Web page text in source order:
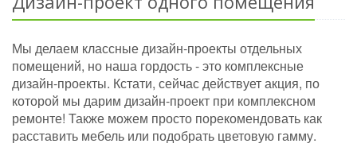
Мы делаем классные дизайн-проекты отдельных
помещений, но наша гордость - это комплексные
дизайн-проекты. Кстати, сейчас действует акция, по
которой мы дарим дизайн-проект при комплексном
ремонте! Также можем просто порекомендовать как
расставить мебель или подобрать цветовую гамму.